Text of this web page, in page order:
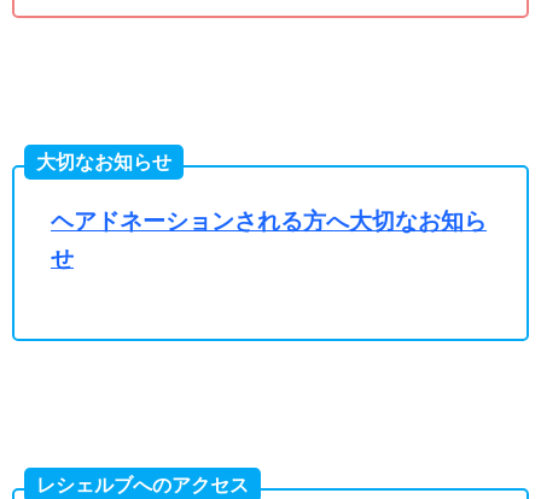
大切なお知らせ
ヘアドネーションされる方へ大切なお知ら
せ
レシェルブへのアクセス